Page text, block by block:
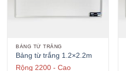
BẢNG TỪ TRẮNG
Bảng từ trắng 1.2×2.2m
Rộng 2200 - Cao